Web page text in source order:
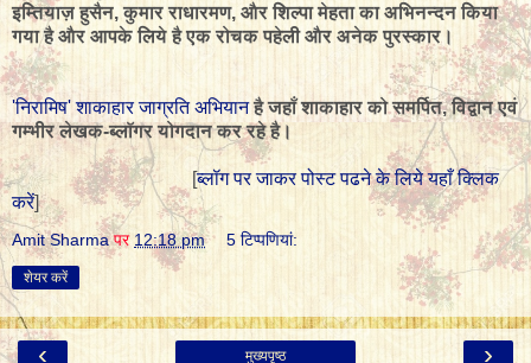
इम्तियाज़ हुसैन, कुमार राधारमण, और शिल्पा मेहता का अभिनन्दन किया
गया है और आपके लिये है एक रोचक पहेली और अनेक पुरस्कार।
'निरामिष' शाकाहार जाग्रति अभियान है जहाँ शाकाहार को समर्पित, विद्वान एवं
गम्भीर लेखक-ब्लॉगर योगदान कर रहे है।
[ब्लॉग पर जाकर पोस्ट पढने के लिये यहाँ क्लिक
करें]
Amit Sharma पर 12:18 pm 5 टिप्‍पणियां:
शेयर करें
‹ ›
मुख्यपृष्ठ